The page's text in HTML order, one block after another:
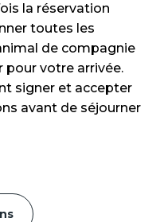
la réservation
toutes les
de compagnie
votre arrivée.
signer et accepter
avant de séjourner